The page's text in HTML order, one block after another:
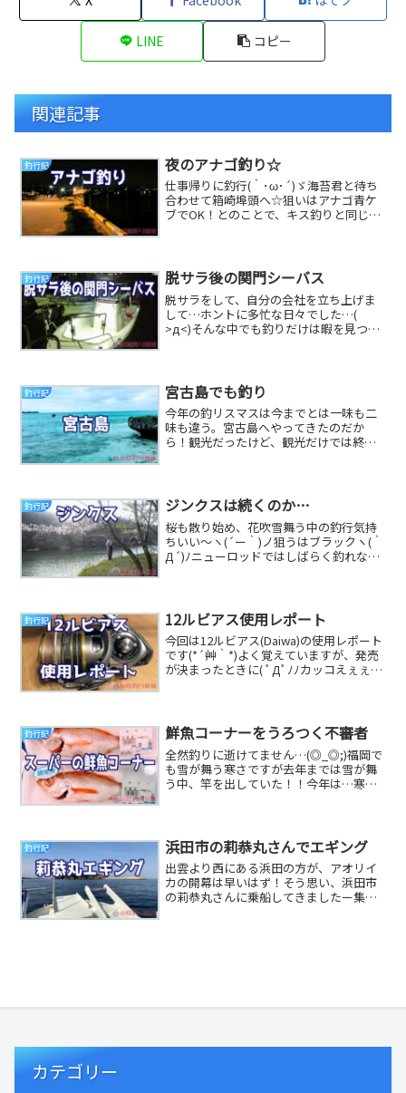
LINE コピー
関連記事
釣行記 夜のアナゴ釣り☆
仕事帰りに釣行(｀･ω･´)ゞ海苔君と待ち
合わせて箱崎埠頭へ☆狙いはアナゴ青ケ
ブでOK！とのことで、キス釣りと同じ要
釣行記 脱サラ後の関門シーバス
脱サラをして、自分の会社を立ち上げま
して…ホントに多忙な日々でした…(
>д<)そんな中でも釣りだけは暇を見つけ
釣行記 宮古島でも釣り
今年の釣リスマスは今までとは一味も二
味も違う。宮古島へやってきたのだか
ら！観光だったけど、観光だけでは終わ
釣行記 ジンクスは続くのか…
桜も散り始め、花吹雪舞う中の釣行気持
ちいい～ヽ(´ー｀)ノ狙うはブラックヽ(｀
Д´)ﾉニューロッドではしばらく釣れな
釣行記 12ルビアス使用レポート
今回は12ルビアス(Daiwa)の使用レポート
です(*´艸｀*)よく覚えていますが、発売
が決まったときに( ﾟДﾟﾉﾉカッコえぇぇぇ
釣行記 鮮魚コーナーをうろつく不審者
全然釣りに逝けてません…(◎_◎;)福岡で
も雪が舞う寒さですが去年までは雪が舞
う中、竿を出していた！！今年は…寒さ
釣行記 浜田市の莉恭丸さんでエギング
出雲より西にある浜田の方が、アオリイ
カの開幕は早いはず！そう思い、浜田市
の莉恭丸さんに乗船してきましたー集合
カテゴリー